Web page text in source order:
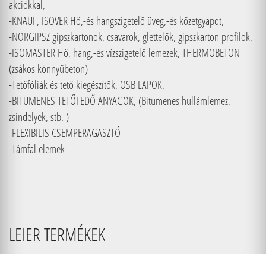
akciókkal,
-KNAUF, ISOVER Hő,-és hangszigetelő üveg,-és kőzetgyapot,
-NORGIPSZ gipszkartonok, csavarok, glettelők, gipszkarton profilok,
-ISOMASTER Hő, hang,-és vízszigetelő lemezek, THERMOBETON
(zsákos könnyűbeton)
-Tetőfóliák és tető kiegészítők, OSB LAPOK,
-BITUMENES TETŐFEDŐ ANYAGOK, (Bitumenes hullámlemez,
zsindelyek, stb. )
-FLEXIBILIS CSEMPERAGASZTÓ
-Támfal elemek
LEIER TERMÉKEK